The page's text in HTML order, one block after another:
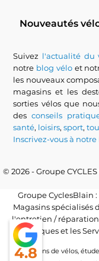
Nouveautés
Suivez l'actualité du
notre blog véloet
les nouveaux
magasins et les
sorties vélos que
desconseils
santé, loisirs,sport,
Inscrivez-vous à
© 2026 - Groupe
Groupe CyclesBlain
Magasins spécialisés
l'entretien /
électriques et les
Locations de vélos,
4.8